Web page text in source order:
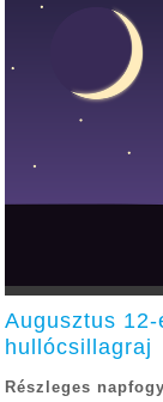
Augusztus
hullócsillagraj
Részleges